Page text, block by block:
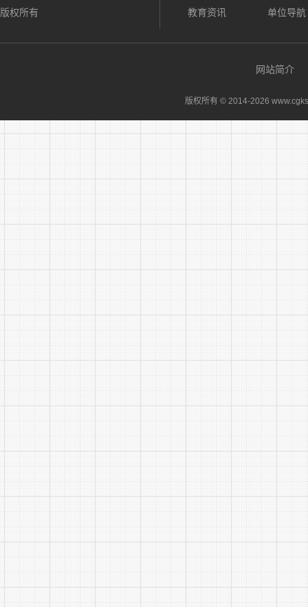
本次招
版权所有 教育资讯 单位导航
网站简介
版权所有 © 2014-2026